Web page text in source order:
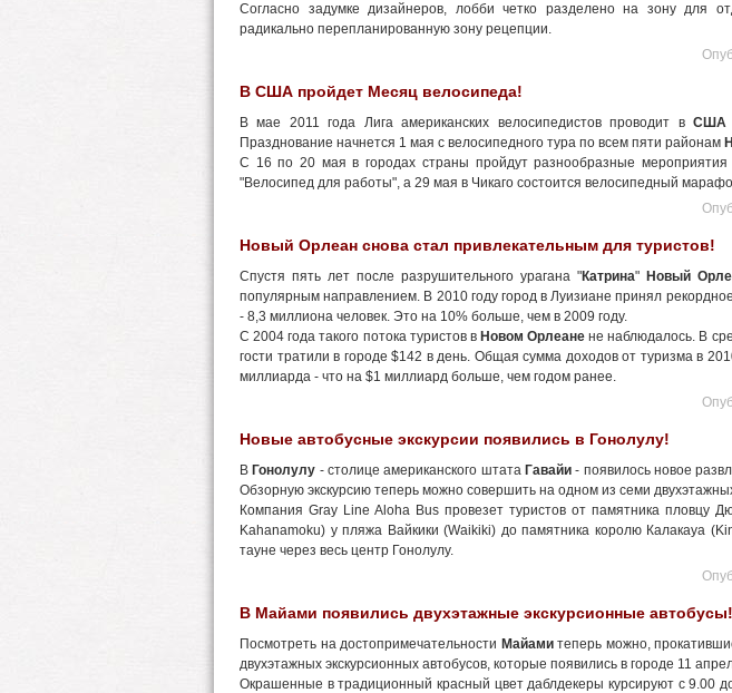
Согласно задумке дизайнеров, лобби четко разделено на зону для
радикально перепланированную зону рецепции.
В США пройдет Месяц велосипеда!
В мае 2011 года Лига американских велосипедистов проводит вСША
Празднование начнется 1 мая с велосипедного тура по всем пяти районам
С 16 по 20 мая в городах страны пройдут разнообразные мероприятия
"Велосипед для работы", а 29 мая в Чикаго состоится велосипедный
Новый Орлеан снова стал привлекательным для туристов!
Спустя пять лет после разрушительного урагана "Катрина" Новый
популярным направлением. В 2010 году город в Луизиане принял
- 8,3 миллиона человек. Это на 10% больше, чем в 2009 году.
С 2004 года такого потока туристов в Новом Орлеане не наблюдалось. В
гости тратили в городе $142 в день. Общая сумма доходов от туризма в
миллиарда - что на $1 миллиард больше, чем годом ранее.
Новые автобусные экскурсии появились в Гонолулу!
В Гонолулу - столице американского штата Гавайи - появилось новое
Обзорную экскурсию теперь можно совершить на одном из семи
Компания Gray Line Aloha Bus провезет туристов от памятника пловцу
Kahanamoku) у пляжа Вайкики (Waikiki) до памятника королю Калакауа
тауне через весь центр Гонолулу.
В Майами появились двухэтажные экскурсионные автобусы!
Посмотреть на достопримечательности Майамитеперь можно,
двухэтажных экскурсионных автобусов, которые появились в городе 11
Окрашенные в традиционный красный цвет даблдекеры курсируют с 9.00